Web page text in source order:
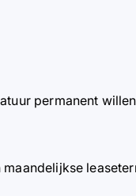
permanent